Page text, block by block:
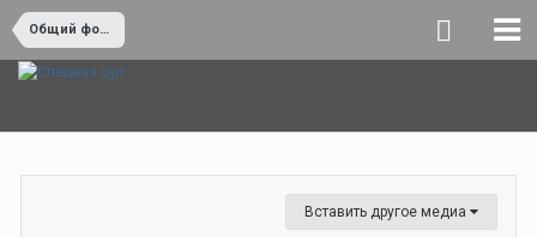
Общий форум
Вставить другое медиа